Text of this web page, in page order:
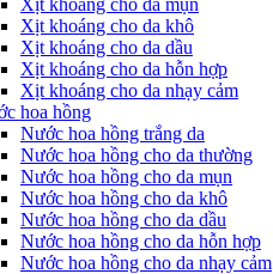
Xịt khoáng cho da khô
Xịt khoáng cho da dầu
Xịt khoáng cho da hỗn hợp
Xịt khoáng cho da nhạy cảm
hoa hồng
Nước hoa hồng trắng da
Nước hoa hồng cho da thường
Nước hoa hồng cho da mụn
Nước hoa hồng cho da khô
Nước hoa hồng cho da dầu
Nước hoa hồng cho da hỗn hợp
Nước hoa hồng cho da nhạy cảm